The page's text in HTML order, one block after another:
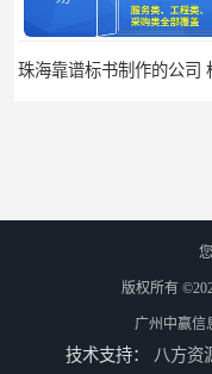
珠海
版权所有
广州中赢信
技术支持： 八方资